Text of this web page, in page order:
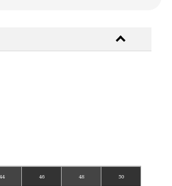
44 46 48 50